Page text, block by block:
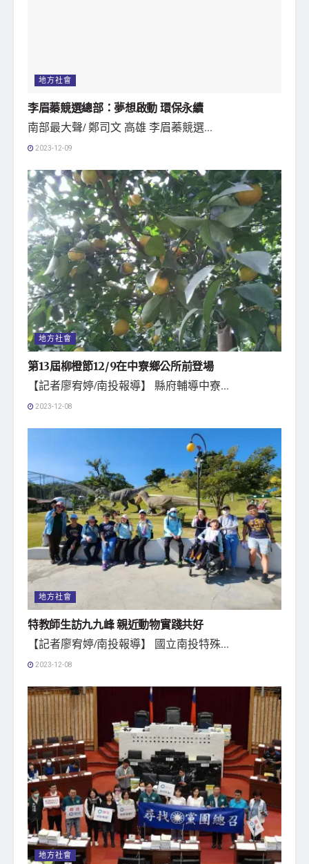
地方社會
李眉蓁競選總部：夢想啟動 環保永續
南部最大聲/ 鄭司文 高雄 李眉蓁競選...
2023-12-09
地方社會
第13屆柳橙節12/9在中寮鄉公所前登場
【記者廖宥婷/南投報導】 縣府輔導中寮...
2023-12-08
地方社會
特教師生訪九九峰 親近動物實踐共好
【記者廖宥婷/南投報導】 國立南投特殊...
2023-12-08
地方社會